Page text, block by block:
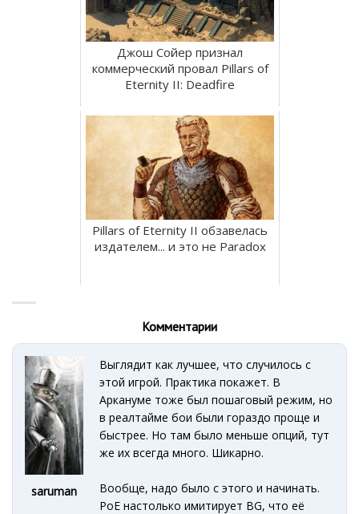
Джош Сойер признал
коммерческий провал Pillars of
Eternity II: Deadfire
Pillars of Eternity II обзавелась
издателем... и это не Paradox
Комментарии
saruman
Выглядит как лучшее, что случилось с
этой игрой. Практика покажет. В
Аркануме тоже был пошаговый режим, но
в реалтайме бои были гораздо проще и
быстрее. Но там было меньше опций, тут
же их всегда много. Шикарно.
Вообще, надо было с этого и начинать.
PoE настолько имитирует BG, что её